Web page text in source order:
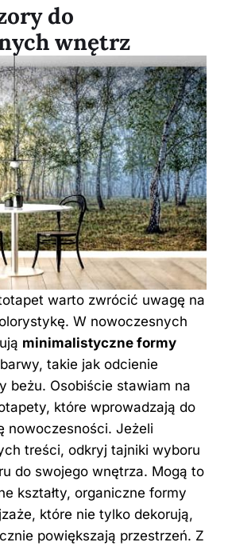
do
wnętrz
warto zwrócić uwagę na
W nowoczesnych
minimalistyczne formy
takie jak odcienie
beżu. Osobiście stawiam na
które wprowadzają do
nowoczesności. Jeżeli
treści, odkryj tajniki wyboru
do swojego wnętrza. Mogą to
kształty, organiczne formy
które nie tylko dekorują,
powiększają przestrzeń. Z